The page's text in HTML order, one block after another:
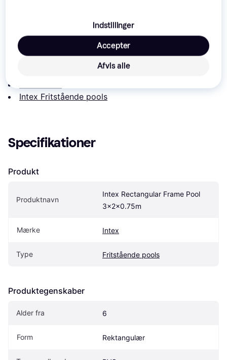
Laveste pris for Intex Rectangular Frame Pool
3x2x0.75m
. Det er den bedste pris lige nu
Intex Fritstående pools
Specifikationer
Produkt
Produktnavn
Intex Rectangular Frame Pool
3x2x0.75m
Mærke Intex
Type Fritstående pools
Produktegenskaber
Alder fra 6
Form Rektangulær
Indstillinger
Afvis alle
Accepter